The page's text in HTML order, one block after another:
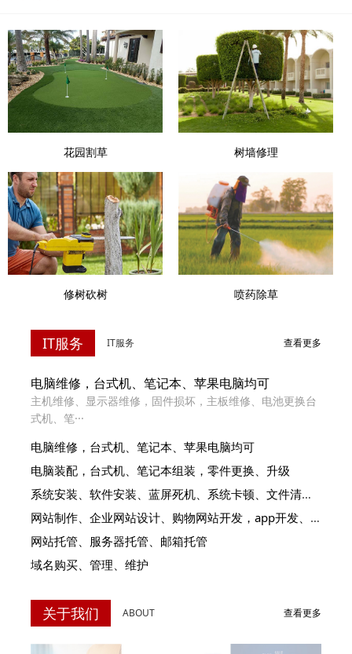
花园割草 树墙修理
修树砍树 喷药除草
IT服务 IT服务 查看更多
电脑维修，台式机、笔记本、苹果电脑均可
主机维修、显示器维修，固件损坏，主板维修、电池更换台
式机、笔···
电脑维修，台式机、笔记本、苹果电脑均可
电脑装配，台式机、笔记本组装，零件更换、升级
系统安装、软件安装、蓝屏死机、系统卡顿、文件清理，数据恢复
网站制作、企业网站设计、购物网站开发，app开发、谷歌排名
网站托管、服务器托管、邮箱托管
域名购买、管理、维护
关于我们 ABOUT 查看更多